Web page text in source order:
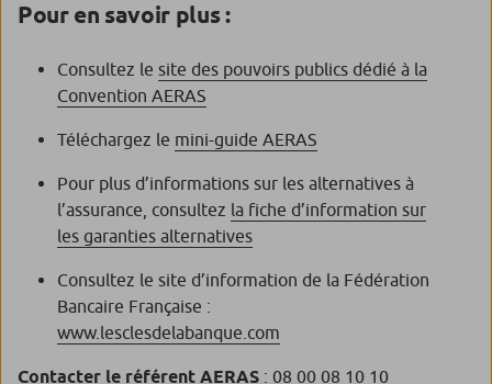
Pour en savoir plus :
Consultez le site des pouvoirs publics dédié à la
Convention AERAS
Téléchargez le mini-guide AERAS
Pour plus d’informations sur les alternatives à
l’assurance, consultez la fiche d’information sur
les garanties alternatives
Consultez le site d’information de la Fédération
Bancaire Française :
www.lesclesdelabanque.com
Contacter le référent AERAS : 08 00 08 10 10